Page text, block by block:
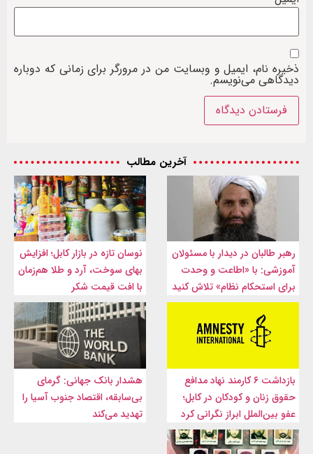
ذخیره نام، ایمیل و وبسایت من در مرورگر برای زمانی که دوباره
دیدگاهی می‌نویسم.
آخرین مطالب
رهبر طالبان در دیدار با مسئولان
آموزشی: با «اطاعت و وحدت
برای استحکام نظام» تلاش کنید
نوسان تازه در بازار کابل؛ افزایش
بهای سوخت، آرد و طلا هم‌زمان
با افت قیمت شکر
بازداشت ۶ کارمند نهاد مدافع
حقوق زنان و کودکان در کابل؛
عفو بین‌الملل ابراز نگرانی کرد
هشدار بانک جهانی: گرمای
بی‌سابقه، اقتصاد جنوب آسیا را
تهدید می‌کند